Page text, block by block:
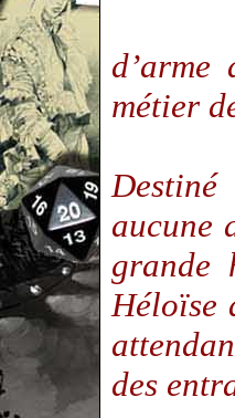
métier
aucune
grande
Héloïse
des